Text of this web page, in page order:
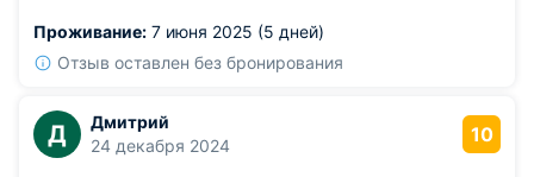
Проживание: 7 июня 2025 (5 дней)
Отзыв оставлен без бронирования
Д
Дмитрий
24 декабря 2024
10